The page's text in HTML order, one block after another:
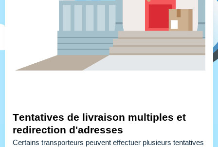
Tentatives de livraison multiples et
redirection d'adresses
Certains transporteurs peuvent effectuer plusieurs tentatives